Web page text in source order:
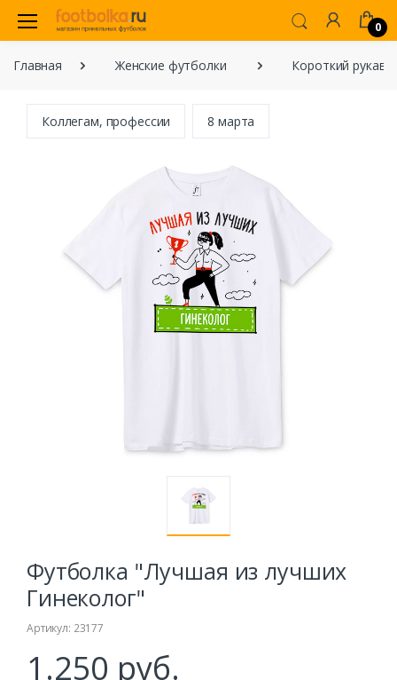
0
Главная Женские футболки Короткий рукав
Коллегам, профессии 8 марта
Футболка "Лучшая из лучших
Гинеколог"
Артикул: 23177
1.250 руб.